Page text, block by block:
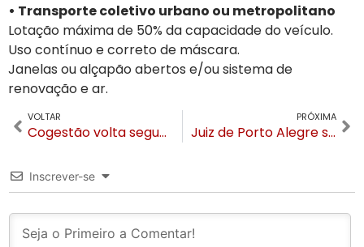
• Transporte coletivo urbano ou metropolitano
Lotação máxima de 50% da capacidade do veículo.
Uso contínuo e correto de máscara.
Janelas ou alçapão abertos e/ou sistema de
renovação e ar.
VOLTAR
Cogestão volta segunda, mas comércio seguirá fechado à noite e aos fins de semana
PRÓXIMA
Juiz de Porto Alegre suspende, com liminar, a cogestão e as flexibilizações no RS
Inscrever-se